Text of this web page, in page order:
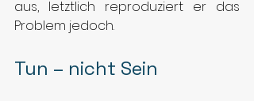
aus, letztlich reproduziert er das
Problem jedoch.
Tun – nicht Sein